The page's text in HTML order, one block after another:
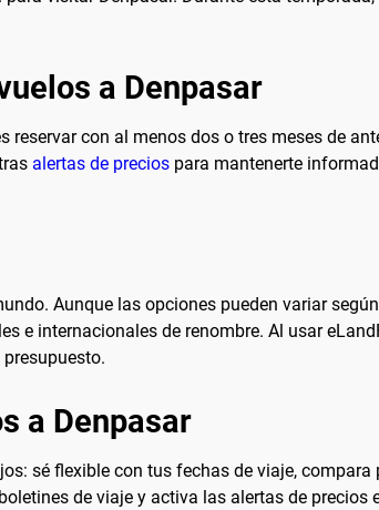
a Denpasar
reservar con al menos dos o tres meses de
alertas de precios para mantenerte
Aunque las opciones pueden variar
e internacionales de renombre. Al usar
a Denpasar
sé flexible con tus fechas de viaje,
de viaje y activa las alertas de precios